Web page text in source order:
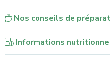
Nos conseils de
Informations